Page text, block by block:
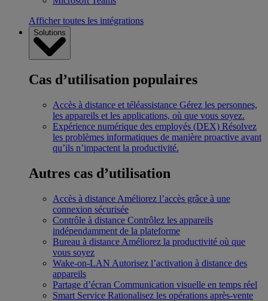
Afficher toutes les intégrations
Solutions
Cas d’utilisation populaires
Accès à distance et téléassistance Gérez les personnes,
les appareils et les applications, où que vous soyez.
Expérience numérique des employés (DEX) Résolvez
les problèmes informatiques de manière proactive avant
qu’ils n’impactent la productivité.
Autres cas d’utilisation
Accès à distance Améliorez l’accès grâce à une
connexion sécurisée
Contrôle à distance Contrôlez les appareils
indépendamment de la plateforme
Bureau à distance Améliorez la productivité où que
vous soyez
Wake-on-LAN Autorisez l’activation à distance des
appareils
Partage d’écran Communication visuelle en temps réel
Smart Service Rationalisez les opérations après-vente